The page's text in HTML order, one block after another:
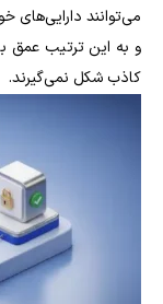
می‌توانند دارایی‌های
و به این ترتیب عمق
کاذب شکل نمی‌گیرند.